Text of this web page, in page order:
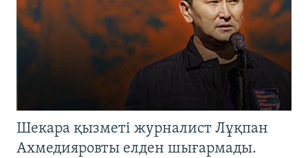
Шекара қызметі журналист Лұқпан
Ахмедияровты елден шығармады.